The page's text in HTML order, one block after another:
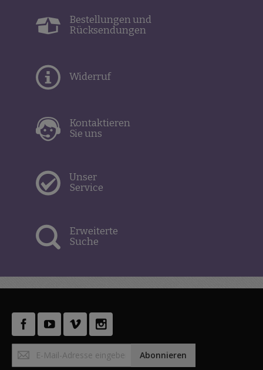
Bestellungen und
Rücksendungen
Widerruf
Kontaktieren
Sie uns
Unser
Service
Erweiterte
Suche
zum
Abonnieren